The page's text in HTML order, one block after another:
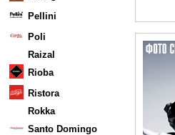
Pellini
Poli
Raizal
Rioba
Ristora
Rokka
Santo Domingo